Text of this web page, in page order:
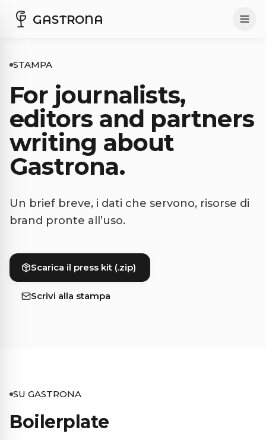
GASTRONA
STAMPA
For journalists,
editors and partners
writing about
Gastrona.
Un brief breve, i dati che servono, risorse di
brand pronte all’uso.
Scarica il press kit (.zip)
Scrivi alla stampa
SU GASTRONA
Boilerplate